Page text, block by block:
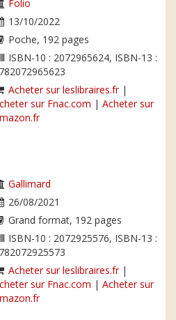
Folio
13/10/2022
Poche, 192 pages
ISBN-10 : 2072965624, ISBN-13 :
Acheter sur leslibraires.fr|
sur Fnac.com | Acheter sur
Gallimard
26/08/2021
Grand format, 192 pages
ISBN-10 : 2072925576, ISBN-13 :
Acheter sur leslibraires.fr|
sur Fnac.com | Acheter sur